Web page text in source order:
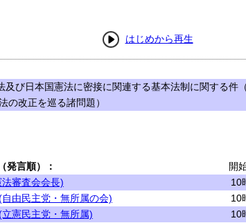
はじめから再生
及び日本国憲法に密接に関連する基本法制に関する件
の改正を巡る諸問題）
発言順）： 開
審査会会長)
10
由民主党・無所属の会)
10
憲民主党・無所属)
10